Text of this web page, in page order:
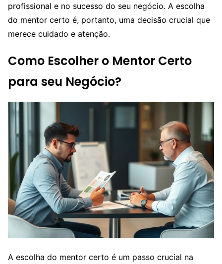
profissional e no sucesso do seu negócio. A escolha
do mentor certo é, portanto, uma decisão crucial que
merece cuidado e atenção.
Como Escolher o Mentor Certo
para seu Negócio?
A escolha do mentor certo é um passo crucial na